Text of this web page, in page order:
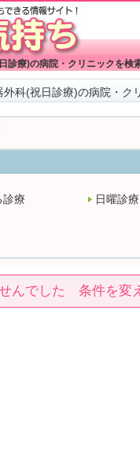
診療)の病院・クリニックを検
外科(祝日診療)の病院・ク
診療
日曜診療
せんでした 条件を